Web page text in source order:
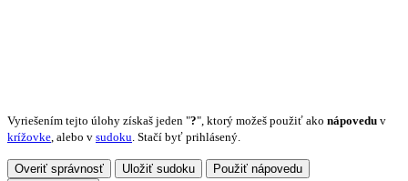
Vyriešením tejto úlohy získaš jeden "?", ktorý možeš použiť ako nápovedu v
krížovke, alebo v sudoku. Stačí byť prihlásený.